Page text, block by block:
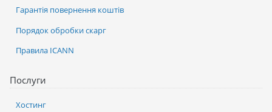
Послуги
Хостинг
Гарантія повернення коштів
Порядок обробки скарг
Правила ICANN